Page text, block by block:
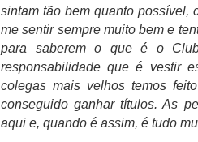
sintam tão bem quanto possível,
me sentir sempre muito bem e
para saberem o que é o
responsabilidade que é vestir
colegas mais velhos temos
conseguido ganhar títulos. As
aqui e, quando é assim, é tudo
"Iniciámos hoje a
que representam
verdadeiros
época preparada,
interesses
AUG
Lesão de
relvado
Segundo